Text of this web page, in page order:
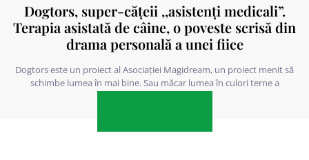
Dogtors, super-cățeii ,,asistenți medicali”.
Terapia asistată de câine, o poveste scrisă din
drama personală a unei fiice
Dogtors este un proiect al Asociației Magidream, un proiect menit să
schimbe lumea în mai bine. Sau măcar lumea în culori terne a